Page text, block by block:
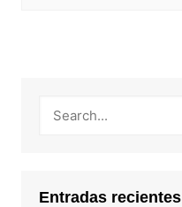
Entradas recientes